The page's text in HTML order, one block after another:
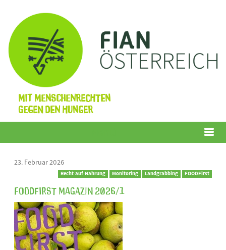
Mit Menschenrechten
gegen den Hunger
23. Februar 2026
Recht-auf-Nahrung Monitoring Landgrabbing FOODFirst
FOODFirst Magazin 2026/1